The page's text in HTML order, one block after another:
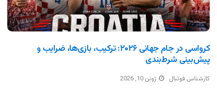
کرواسی در جام جهانی ۲۰۲۶: ترکیب، بازی‌ها، ضرایب و
پیش‌بینی شرط‌بندی
کارشناس فوتبال ژوئن 10, 2026